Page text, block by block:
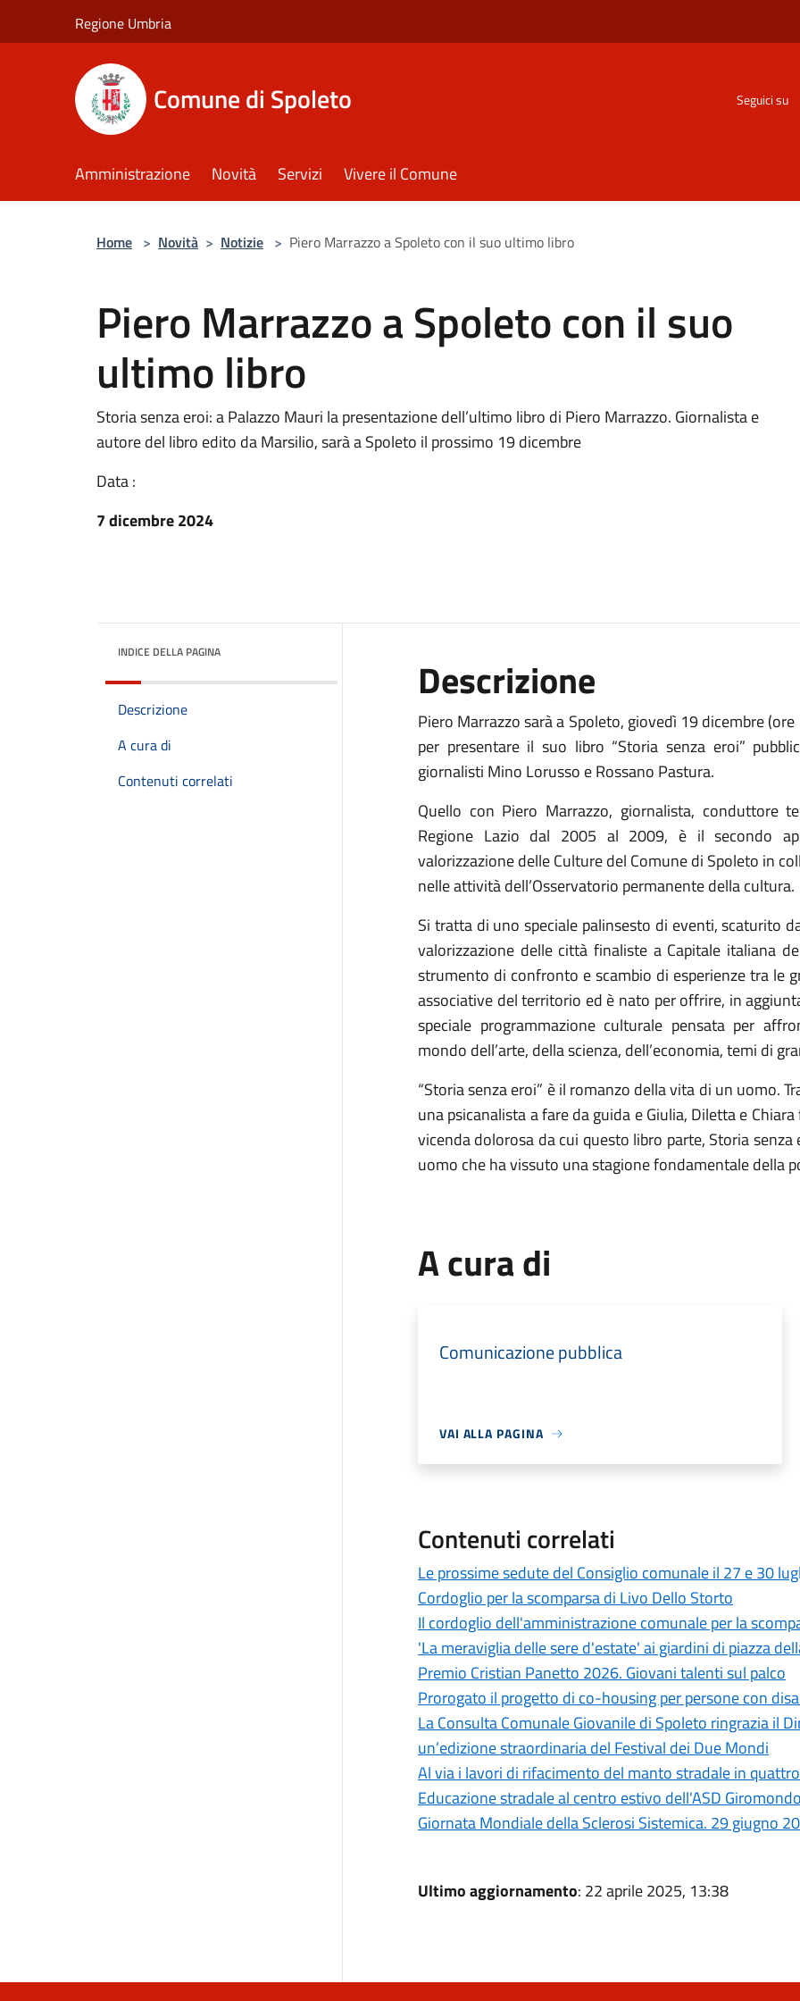
Regione Umbria
Comune di Spoleto Seguici su
Amministrazione Novità Servizi Vivere il Comune
Home > Novità > Notizie > Piero Marrazzo a Spoleto con il suo ultimo libro
Piero Marrazzo a Spoleto con il suo
ultimo libro
Storia senza eroi: a Palazzo Mauri la presentazione dell’ultimo libro di Piero Marrazzo. Giornalista e
autore del libro edito da Marsilio, sarà a Spoleto il prossimo 19 dicembre
Data :
7 dicembre 2024
INDICE DELLA PAGINA
Descrizione
A cura di
Contenuti correlati
Descrizione
Piero Marrazzo sarà a Spoleto, giovedì 19 dicembre
per presentare il suo libro “Storia senza eroi”
giornalisti Mino Lorusso e Rossano Pastura.
Quello con Piero Marrazzo, giornalista, conduttore
Regione Lazio dal 2005 al 2009, è il secondo
valorizzazione delle Culture del Comune di Spoleto in
nelle attività dell’Osservatorio permanente della cultura.
Si tratta di uno speciale palinsesto di eventi, scaturito
valorizzazione delle città finaliste a Capitale italiana
strumento di confronto e scambio di esperienze tra le
associative del territorio ed è nato per offrire, in
speciale programmazione culturale pensata per
mondo dell’arte, della scienza, dell’economia, temi di
“Storia senza eroi” è il romanzo della vita di un uomo.
una psicanalista a fare da guida e Giulia, Diletta e
vicenda dolorosa da cui questo libro parte, Storia
uomo che ha vissuto una stagione fondamentale della
A cura di
Comunicazione pubblica
VAI ALLA PAGINA
Contenuti correlati
Le prossime sedute del Consiglio comunale il 27 e 30
Cordoglio per la scomparsa di Livo Dello Storto
Il cordoglio dell'amministrazione comunale per la
'La meraviglia delle sere d'estate' ai giardini di piazza
Premio Cristian Panetto 2026. Giovani talenti sul palco
Prorogato il progetto di co-housing per persone con
La Consulta Comunale Giovanile di Spoleto ringrazia il
un’edizione straordinaria del Festival dei Due Mondi
Al via i lavori di rifacimento del manto stradale in
Educazione stradale al centro estivo dell'ASD
Giornata Mondiale della Sclerosi Sistemica. 29 giugno
Ultimo aggiornamento: 22 aprile 2025, 13:38